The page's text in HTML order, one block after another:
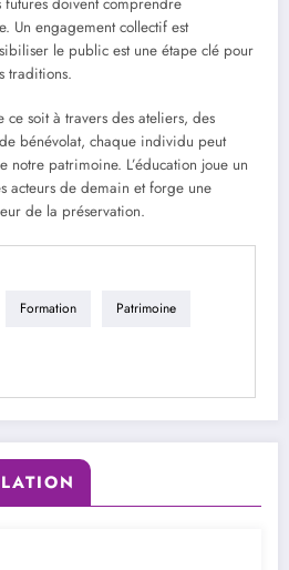
Un engagement collectif est
le public est une étape clé pour
traditions.
soit à travers des ateliers, des
bénévolat, chaque individu peut
patrimoine. L’éducation joue un
acteurs de demain et forge une
de la préservation.
Formation Patrimoine